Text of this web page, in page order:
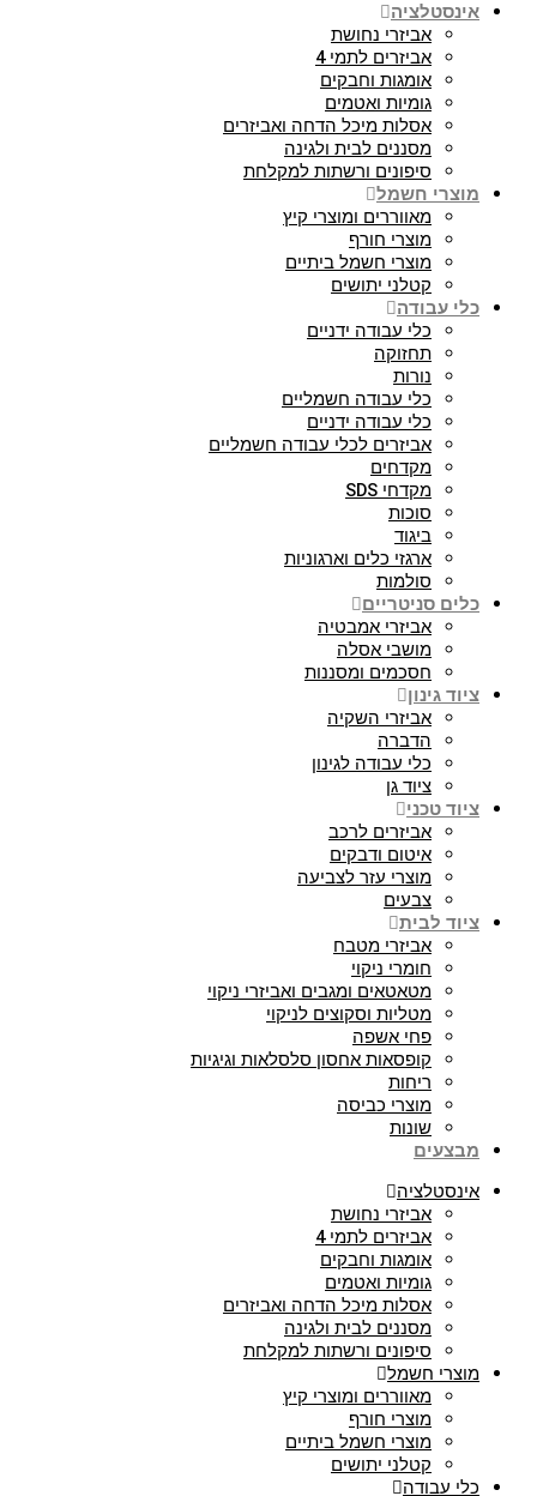
אינסטלציה
אביזרי נחושת
אביזרים לתמי 4
אומגות וחבקים
גומיות ואטמים
אסלות מיכל הדחה ואביזרים
מסננים לבית ולגינה
סיפונים ורשתות למקלחת
מוצרי חשמל
מאווררים ומוצרי קיץ
מוצרי חורף
מוצרי חשמל ביתיים
קטלני יתושים
כלי עבודה
כלי עבודה ידניים
תחזוקה
נורות
כלי עבודה חשמליים
כלי עבודה ידניים
אביזרים לכלי עבודה חשמליים
מקדחים
מקדחי SDS
סוכות
ביגוד
ארגזי כלים וארגוניות
סולמות
כלים סניטריים
אביזרי אמבטיה
מושבי אסלה
חסכמים ומסננות
ציוד גינון
אביזרי השקיה
הדברה
כלי עבודה לגינון
ציוד גן
ציוד טכני
אביזרים לרכב
איטום ודבקים
מוצרי עזר לצביעה
צבעים
ציוד לבית
אביזרי מטבח
חומרי ניקוי
מטאטאים ומגבים ואביזרי ניקוי
מטליות וסקוצים לניקוי
פחי אשפה
קופסאות אחסון סלסלאות וגיגיות
ריחות
מוצרי כביסה
שונות
מבצעים
אינסטלציה
אביזרי נחושת
אביזרים לתמי 4
אומגות וחבקים
גומיות ואטמים
אסלות מיכל הדחה ואביזרים
מסננים לבית ולגינה
סיפונים ורשתות למקלחת
מוצרי חשמל
מאווררים ומוצרי קיץ
מוצרי חורף
מוצרי חשמל ביתיים
קטלני יתושים
כלי עבודה